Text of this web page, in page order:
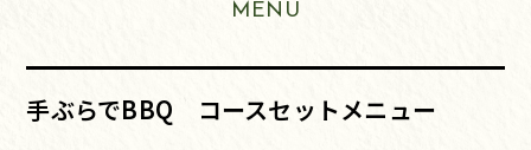
MENU
手ぶらでBBQ コースセットメニュー